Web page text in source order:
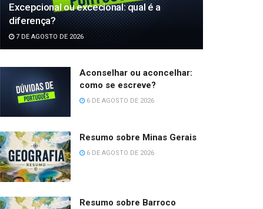
Excepcional ou excecional: qual é a
diferença?
7 DE AGOSTO DE 2026
Aconselhar ou aconcelhar:
como se escreve?
6 DE AGOSTO DE 2026
Resumo sobre Minas Gerais
6 DE AGOSTO DE 2026
Resumo sobre Barroco